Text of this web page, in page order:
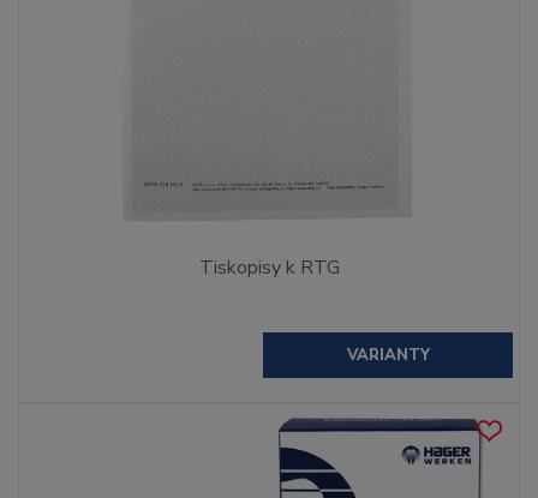
Tiskopisy k RTG
VARIANTY